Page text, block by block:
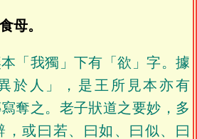
母。
「我獨」下有「欲」字。據
於人」，是王所見本亦有
寫奪之。老子狀道之要妙，多
，或曰若、曰如、曰似、曰